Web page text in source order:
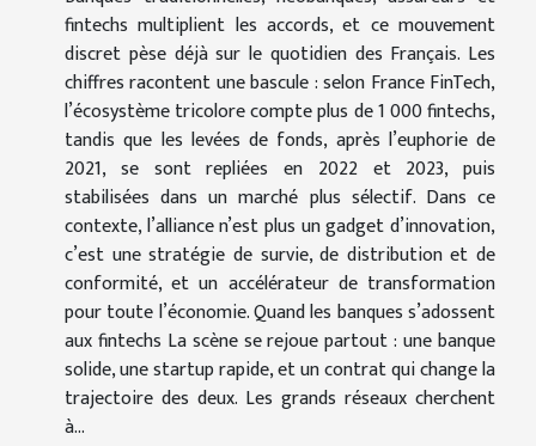
fintechs multiplient les accords, et ce mouvement
discret pèse déjà sur le quotidien des Français. Les
chiffres racontent une bascule : selon France FinTech,
l’écosystème tricolore compte plus de 1 000 fintechs,
tandis que les levées de fonds, après l’euphorie de
2021, se sont repliées en 2022 et 2023, puis
stabilisées dans un marché plus sélectif. Dans ce
contexte, l’alliance n’est plus un gadget d’innovation,
c’est une stratégie de survie, de distribution et de
conformité, et un accélérateur de transformation
pour toute l’économie. Quand les banques s’adossent
aux fintechs La scène se rejoue partout : une banque
solide, une startup rapide, et un contrat qui change la
trajectoire des deux. Les grands réseaux cherchent
à...